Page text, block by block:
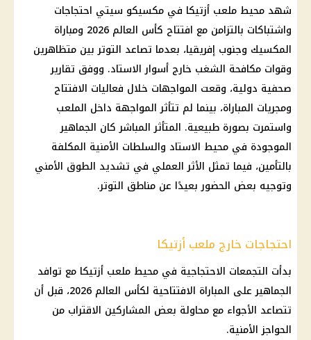
شهد محيط ملعب أزتيكا في مكسيكو سيتي احتجاجات
واشتباكات بالتزامن مع افتتاح كأس العالم 2026 ومباراة
المكسيك وجنوب إفريقيا، بعدما تصاعد التوتر بين متظاهرين
وقوات مكافحة الشغب خارج أسوار الاستاد. ووفق تقارير
صحفية دولية، وقعت المواجهات خلال فعاليات الافتتاح
ومجريات المباراة، بينما لم تتأثر المواجهة داخل الملعب
واستمرت بصورة طبيعية. المتأثر المباشر كان الجماهير
الموجودة في محيط الاستاد والسلطات الأمنية المكلفة
بالتأمين، فيما تمثل الأثر العملي في تشديد الطوق الأمني
وتوجيه بعض الحضور بعيدًا عن مناطق التوتر.
احتجاجات خارج ملعب أزتيكا
بدأت التجمعات الاحتجاجية في محيط ملعب أزتيكا مع توافد
الجماهير على المباراة الافتتاحية لكأس العالم 2026، قبل أن
تتصاعد الأجواء مع محاولة بعض المشاركين الاقتراب من
الحواجز الأمنية.